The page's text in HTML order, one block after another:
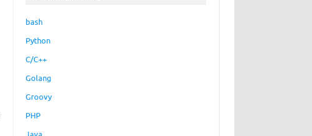
bash
Python
C/C++
Golang
Groovy
PHP
Java